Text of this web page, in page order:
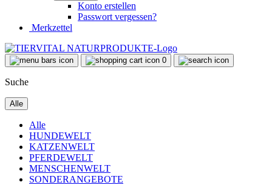
Konto erstellen
Passwort vergessen?
Merkzettel
0
Suche
Alle
Alle
HUNDEWELT
KATZENWELT
PFERDEWELT
MENSCHENWELT
SONDERANGEBOTE